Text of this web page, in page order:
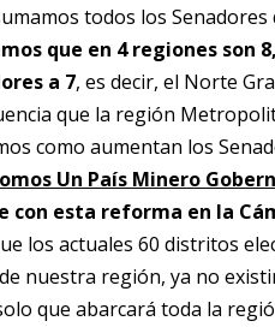
todos los
que en 4 regiones son
a 7, es decir, el Norte
que la región
como aumentan los
Un País Minero
con esta reforma en la
los actuales 60 distritos
nuestra región, ya no
que abarcará toda la